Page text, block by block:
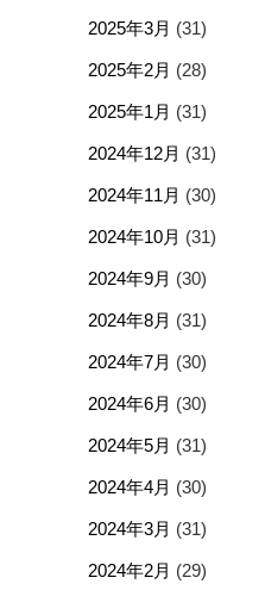
2025年3月 (31)
2025年2月 (28)
2025年1月 (31)
2024年12月 (31)
2024年11月 (30)
2024年10月 (31)
2024年9月 (30)
2024年8月 (31)
2024年7月 (30)
2024年6月 (30)
2024年5月 (31)
2024年4月 (30)
2024年3月 (31)
2024年2月 (29)